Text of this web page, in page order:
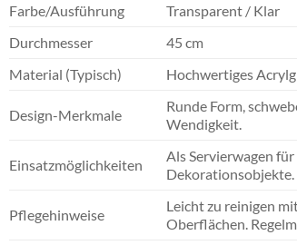
Farbe/Ausführung
Transparent / Klar
Durchmesser
45 cm
Material (Typisch)
Hochwertiges
Design-Merkmale
Runde Form,
Wendigkeit.
Einsatzmöglichkeiten
Als Servierwagen
Dekorationsobjekte.
Pflegehinweise
Leicht zu reinigen
Oberflächen.